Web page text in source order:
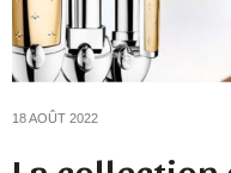
18 AOÛT 2022